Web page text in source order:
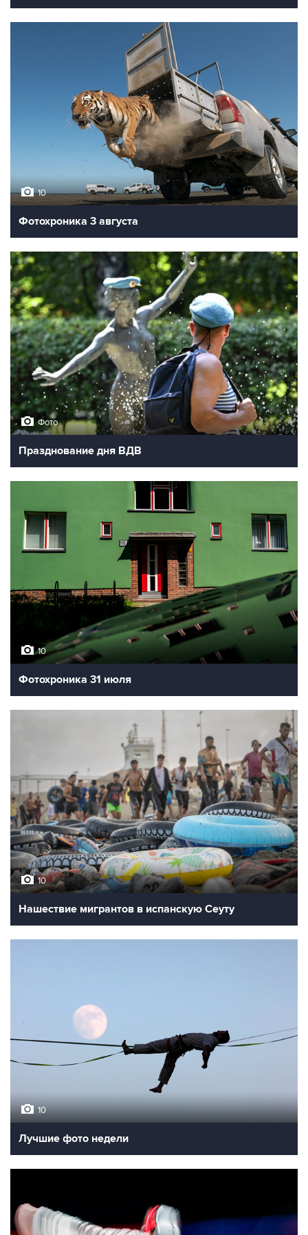
10
Фотохроника 3 августа
Фото
Празднование дня ВДВ
10
Фотохроника 31 июля
10
Нашествие мигрантов в испанскую Сеуту
10
Лучшие фото недели